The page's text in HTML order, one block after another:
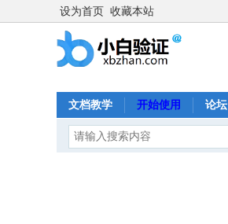
设为首页 收藏本站
文档教学 开始使用 论坛